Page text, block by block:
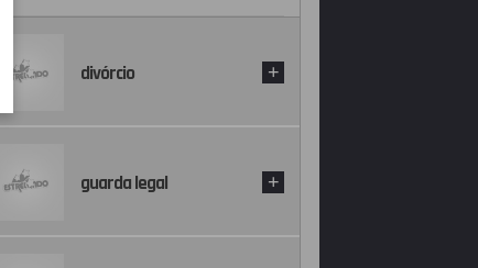
divórcio +
guarda legal +